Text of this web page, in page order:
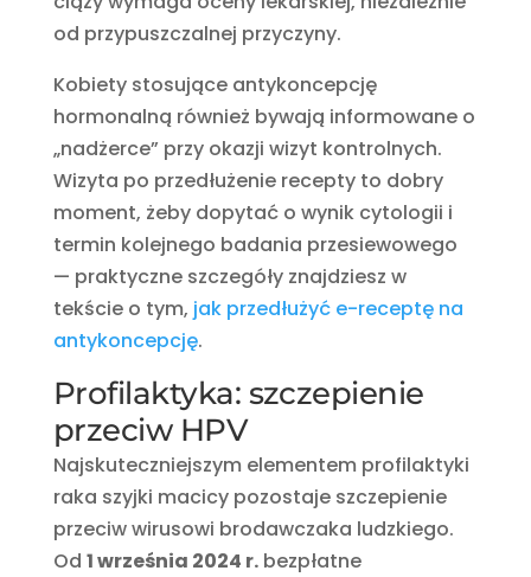
od przypuszczalnej przyczyny.
Kobiety stosujące antykoncepcję
hormonalną również bywają informowane o
„nadżerce” przy okazji wizyt kontrolnych.
Wizyta po przedłużenie recepty to dobry
moment, żeby dopytać o wynik cytologii i
termin kolejnego badania przesiewowego
— praktyczne szczegóły znajdziesz w
tekście o tym, jak przedłużyć e-receptę na
antykoncepcję.
Profilaktyka: szczepienie
przeciw HPV
Najskuteczniejszym elementem profilaktyki
raka szyjki macicy pozostaje szczepienie
przeciw wirusowi brodawczaka ludzkiego.
Od 1 września 2024 r.bezpłatne